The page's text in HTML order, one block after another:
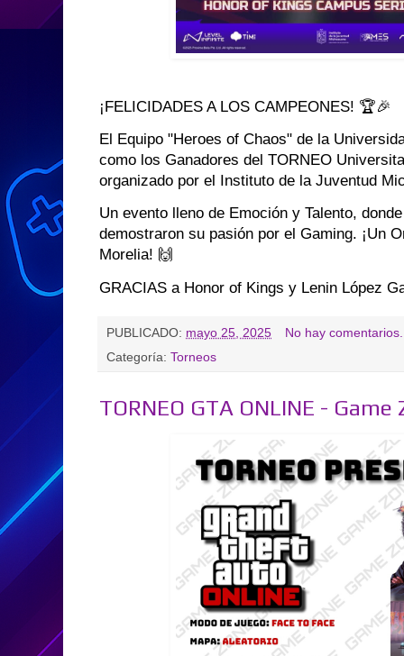
¡FELICIDADES A LOS CAMPEONES! 🏆🎉
El Equipo "Heroes of Chaos" de la
como los Ganadores del TORNEO
organizado por el Instituto de la Juventud
Un evento lleno de Emoción y Talento,
demostraron su pasión por el Gaming. ¡Un
Morelia! 🙌
GRACIAS a Honor of Kings y Lenin López
PUBLICADO: mayo 25, 2025
No hay
Categoría: Torneos
TORNEO GTA ONLINE -